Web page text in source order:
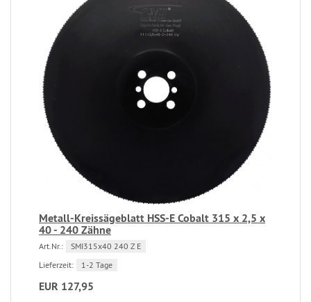
Metall-Kreissägeblatt HSS-E Cobalt 315 x 2,5 x
40 - 240 Zähne
Art.Nr.:
SMI315x40 240 Z E
Lieferzeit:
1-2 Tage
EUR 127,95